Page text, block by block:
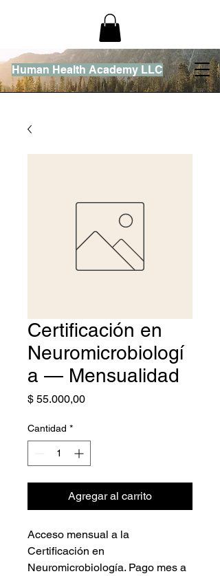
Human Health Academy LLC
Certificación en
Neuromicrobiologí
a — Mensualidad
$ 55.000,00Precio
Cantidad *
Agregar al carrito
Acceso mensual a la
Certificación en
Neuromicrobiología. Pago mes a